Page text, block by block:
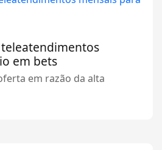
em bets
em razão da alta